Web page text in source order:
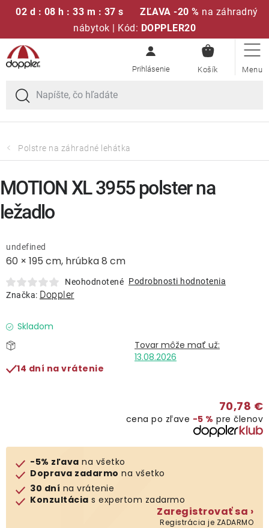
02 d : 08 h : 33 m : 37 s ZĽAVA -20 % na záhradný
nábytok | Kód: DOPPLER20
Prejsť
na
obsah
KOŠÍK
Sedacie súpravy
Slnečníky
Polstre a sedáky
Predávané značky
Klub výhod
Polstre na záhradné lehátka
60 × 195 cm, hrúbka 8 cm
undefined
Neohodnotené Podrobnosti hodnotenia
Značka: Doppler
Skladom
13.08.2026
14 dní na vrátenie
70,78 €
cena po zľave −5 % pre členov
-5% zľava na všetko
Doprava zadarmo na všetko
30 dní na vrátenie
Konzultácia s expertom zadarmo
Zaregistrovať sa ›
Registrácia je ZADARMO
MOTION XL 3955 polster na
ležadlo